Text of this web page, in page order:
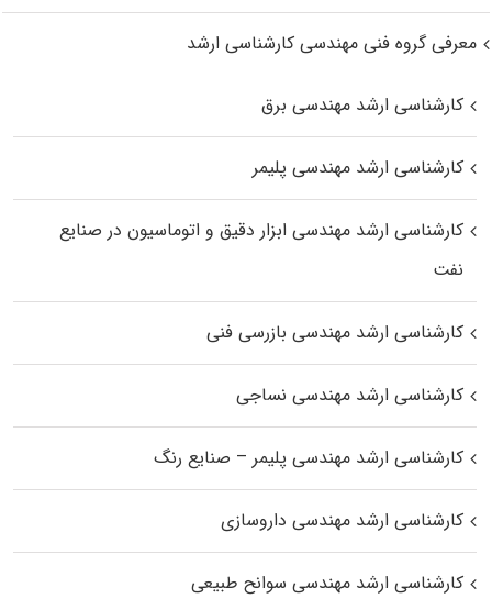
معرفی گروه فنی مهندسی کارشناسی ارشد
کارشناسی ارشد مهندسی برق
کارشناسی ارشد مهندسی پلیمر
کارشناسی ارشد مهندسی ابزار دقیق و اتوماسیون در صنایع
نفت
کارشناسی ارشد مهندسی بازرسی فنی
کارشناسی ارشد مهندسی نساجی
کارشناسی ارشد مهندسی پلیمر – صنایع رنگ
کارشناسی ارشد مهندسی داروسازی
کارشناسی ارشد مهندسی سوانح طبیعی